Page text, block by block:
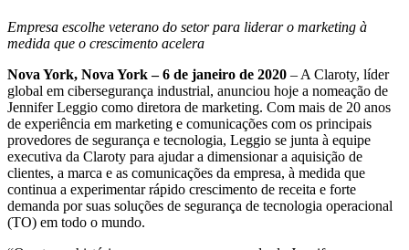
Empresa escolhe veterano do setor para liderar o marketing à
medida que o crescimento acelera
Nova York, Nova York – 6 de janeiro de 2020 – A Claroty, líder
global em cibersegurança industrial, anunciou hoje a nomeação de
Jennifer Leggio como diretora de marketing. Com mais de 20 anos
de experiência em marketing e comunicações com os principais
provedores de segurança e tecnologia, Leggio se junta à equipe
executiva da Claroty para ajudar a dimensionar a aquisição de
clientes, a marca e as comunicações da empresa, à medida que
continua a experimentar rápido crescimento de receita e forte
demanda por suas soluções de segurança de tecnologia operacional
(TO) em todo o mundo.